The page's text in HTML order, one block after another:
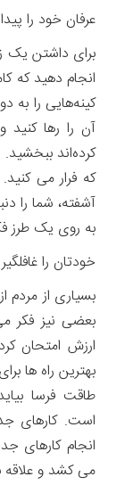
عرفان خود را
برای داشتن یک
انجام دهید که
کینه‌هایی را
آن را رها
کرده‌اند
که فرار می
آشفته، شما را
به روی یک طرز
خودتان را
بسیاری از
بعضی نیز فکر
ارزش امتحان
بهترین راه ‌ها
طاقت فرسا
است. کارهای
انجام کارهای
می کشد و علاقه